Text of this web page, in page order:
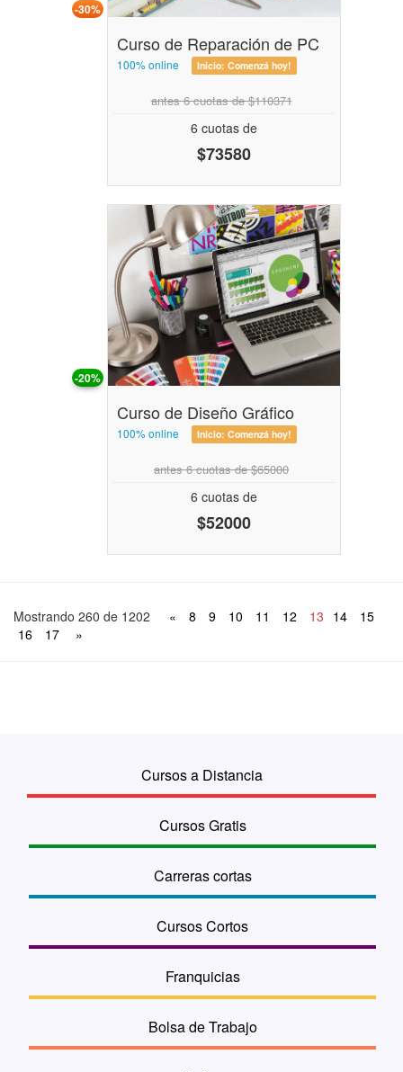
-30%
Curso de Reparación de PC
100% online Inicio: Comenzá hoy!
antes 6 cuotas de $110371
6 cuotas de
$73580
-20%
Curso de Diseño Gráfico
100% online Inicio: Comenzá hoy!
antes 6 cuotas de $65000
6 cuotas de
$52000
Mostrando 260 de 1202 « 8 9 10 11 12 13 14
15
16
17 »
Cursos a Distancia
Cursos Gratis
Carreras cortas
Cursos Cortos
Franquicias
Bolsa de Trabajo